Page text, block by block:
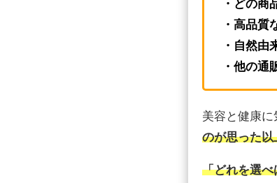
・どの商
・高品質
・自然由
・他の通
美容と健康に
のが思った以
「どれを選べ